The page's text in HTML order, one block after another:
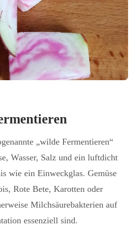
„wilde Fermentieren“
Wasser, Salz und ein luftdicht
wie ein Einweckglas. Gemüse
Rote Bete, Karotten oder
Milchsäurebakterien auf
essenziell sind.